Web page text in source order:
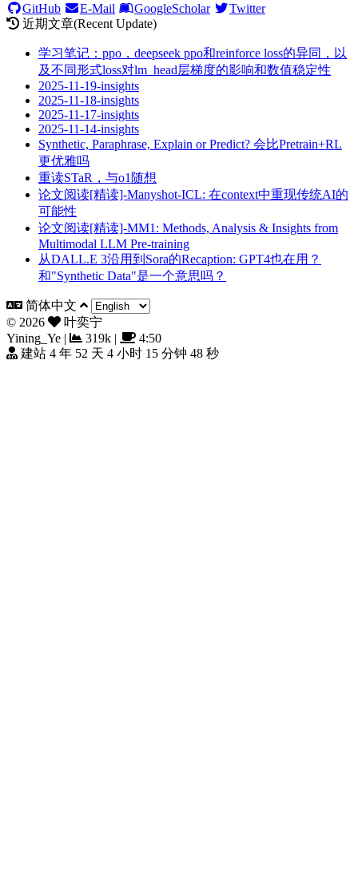
GitHub
E-Mail GoogleScholar
Twitter
近期文章(Recent Update)
学习笔记：ppo，deepseek ppo和reinforce loss的异同，以
及不同形式loss对lm_head层梯度的影响和数值稳定性
2025-11-19-insights
2025-11-18-insights
2025-11-17-insights
2025-11-14-insights
Synthetic, Paraphrase, Explain or Predict? 会比Pretrain+RL
更优雅吗
重读STaR，与o1随想
论文阅读[精读]-Manyshot-ICL: 在context中重现传统AI的
可能性
论文阅读[精读]-MM1: Methods, Analysis & Insights from
Multimodal LLM Pre-training
从DALL.E 3沿用到Sora的Recaption: GPT4也在用？
和"Synthetic Data"是一个意思吗？
简体中文
© 2026
叶奕宁
Yining_Ye | 319k |
4:50
建站 4 年 52 天 4 小时 15 分钟 49 秒